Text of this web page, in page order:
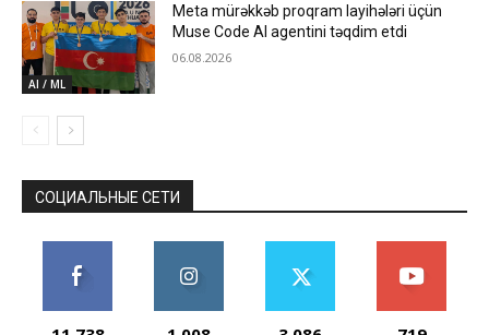
AI / ML
Meta mürəkkəb proqram layihələri üçün
Muse Code AI agentini təqdim etdi
06.08.2026
СОЦИАЛЬНЫЕ СЕТИ